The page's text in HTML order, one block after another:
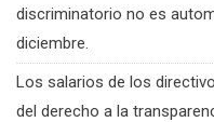
discriminatorio no es
diciembre.
Los salarios de los
del derecho a la